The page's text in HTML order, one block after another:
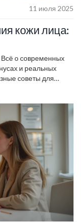
11 июля 2025
кожи лица:
о современных
и реальных
советы для